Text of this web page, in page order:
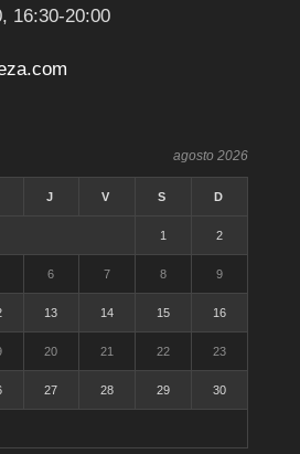
16:30-20:00
agosto 2026
J V S D
1 2
6 7 8 9
13 14 15 16
20 21 22 23
27 28 29 30